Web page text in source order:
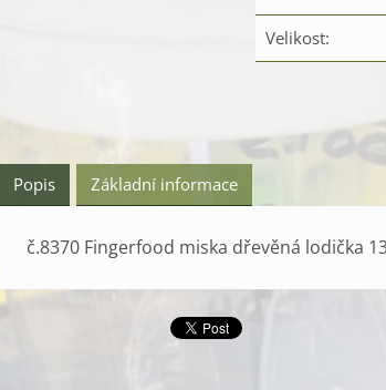
Velikost:
Popis Základní informace
č.8370 Fingerfood miska dřevěná lodička